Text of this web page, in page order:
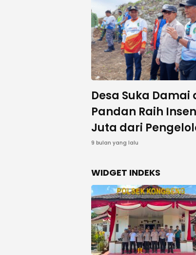
Desa Suka Damai
Pandan Raih
Juta dari
Karbon Berbasis
9 bulan yang lalu
WIDGET INDEKS